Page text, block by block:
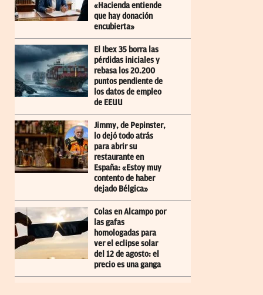
«Hacienda entiende
que hay donación
encubierta»
El Ibex 35 borra las
pérdidas iniciales y
rebasa los 20.200
puntos pendiente de
los datos de empleo
de EEUU
Jimmy, de Pepinster,
lo dejó todo atrás
para abrir su
restaurante en
España: «Estoy muy
contento de haber
dejado Bélgica»
Colas en Alcampo por
las gafas
homologadas para
ver el eclipse solar
del 12 de agosto: el
precio es una ganga